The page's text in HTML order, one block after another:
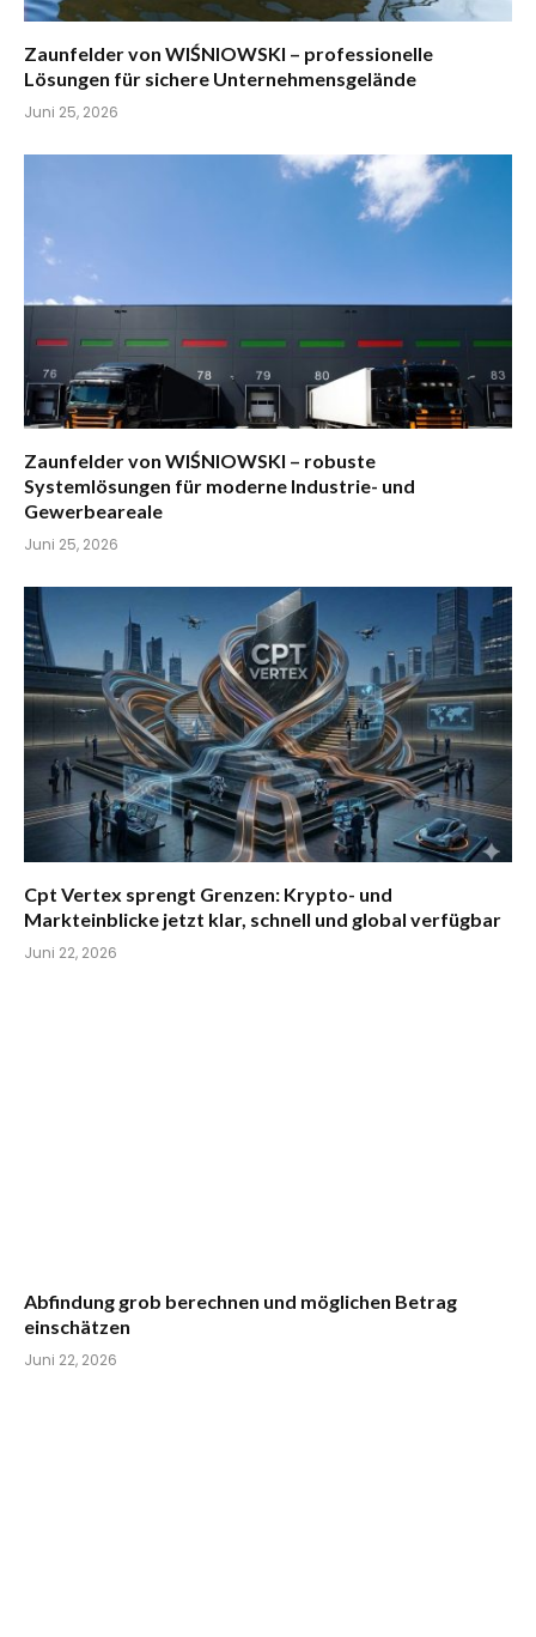
Zaunfelder von WIŚNIOWSKI – professionelle
Lösungen für sichere Unternehmensgelände
Juni 25, 2026
Zaunfelder von WIŚNIOWSKI – robuste
Systemlösungen für moderne Industrie- und
Gewerbeareale
Juni 25, 2026
Cpt Vertex sprengt Grenzen: Krypto- und
Markteinblicke jetzt klar, schnell und global verfügbar
Juni 22, 2026
Abfindung grob berechnen und möglichen Betrag
einschätzen
Juni 22, 2026